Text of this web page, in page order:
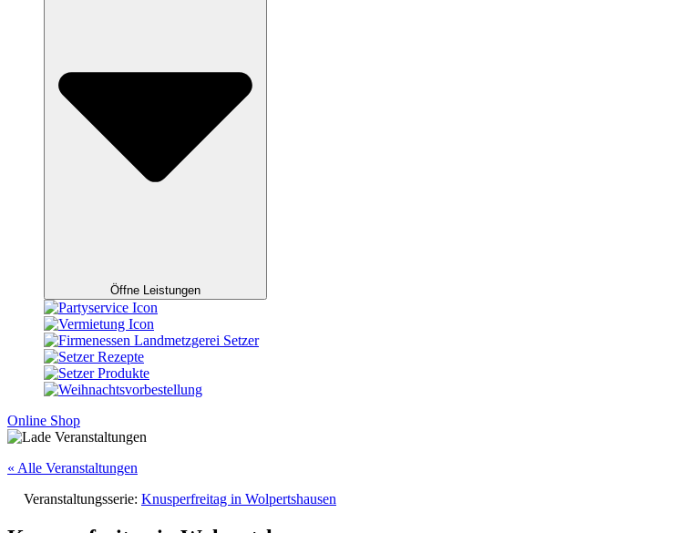
Öffne Leistungen
Online Shop
« Alle Veranstaltungen
Veranstaltungsserie: Knusperfreitag in Wolpertshausen